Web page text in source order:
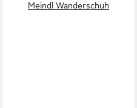
Meindl Wanderschuh